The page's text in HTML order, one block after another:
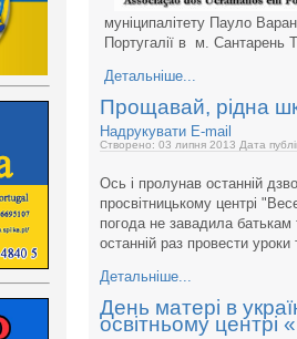
муніципалітету Пауло
Португалії в м. Сантарень
Детальніше...
Прощавай, рідна
Надрукувати E-mail
Створено: 03 липня 2013 Дата
Ось і пролунав останній
просвітницькому центрі
погода не завадила
останній раз провести
Детальніше...
День матері в
освітньому